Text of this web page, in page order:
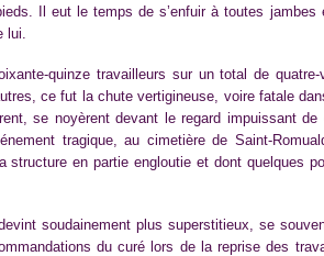
Il eut le temps de s’enfuir à toutes jambes
lui.
quinze travailleurs sur un total de quatre-
ce fut la chute vertigineuse, voire fatale
se noyèrent devant le regard impuissant
tragique, au cimetière de Saint-
en partie engloutie et dont quelques
soudainement plus superstitieux, se
du curé lors de la reprise des